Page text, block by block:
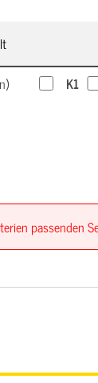
K1
passenden